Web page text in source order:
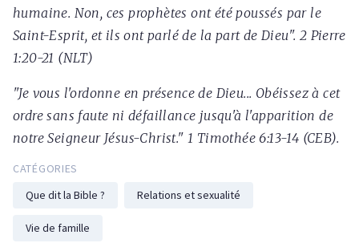
humaine. Non, ces prophètes ont été poussés par le
Saint-Esprit, et ils ont parlé de la part de Dieu". 2 Pierre
1:20-21 (NLT)
"Je vous l'ordonne en présence de Dieu... Obéissez à cet
ordre sans faute ni défaillance jusqu'à l'apparition de
notre Seigneur Jésus-Christ." 1 Timothée 6:13-14 (CEB).
CATÉGORIES
Que dit la Bible ?
Relations et sexualité
Vie de famille